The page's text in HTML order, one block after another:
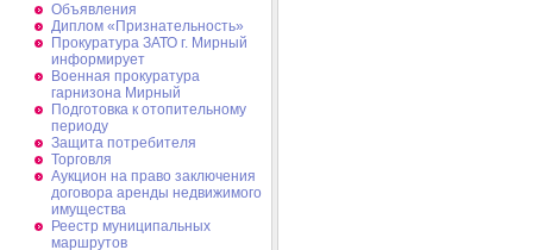
Объявления
Диплом «Признательность»
Прокуратура ЗАТО г. Мирный
информирует
Военная прокуратура
гарнизона Мирный
Подготовка к отопительному
периоду
Защита потребителя
Торговля
Аукцион на право заключения
договора аренды недвижимого
имущества
Реестр муниципальных
маршрутов